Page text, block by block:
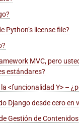
Python’s license file?
MVC, pero
estándares?
<funcionalidad Y> –
Django desde cero en
Gestión de